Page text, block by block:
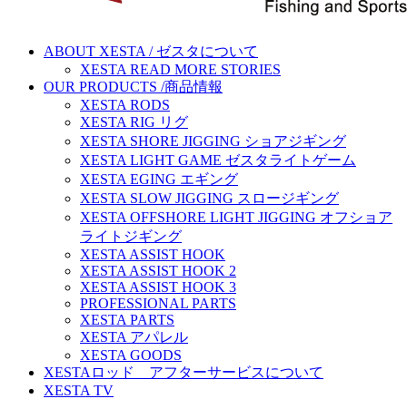
ABOUT XESTA / ゼスタについて
XESTA READ MORE STORIES
OUR PRODUCTS /商品情報
XESTA RODS
XESTA RIG リグ
XESTA SHORE JIGGING ショアジギング
XESTA LIGHT GAME ゼスタライトゲーム
XESTA EGING エギング
XESTA SLOW JIGGING スロージギング
XESTA OFFSHORE LIGHT JIGGING オフショア
ライトジギング
XESTA ASSIST HOOK
XESTA ASSIST HOOK 2
XESTA ASSIST HOOK 3
PROFESSIONAL PARTS
XESTA PARTS
XESTA アパレル
XESTA GOODS
XESTAロッド アフターサービスについて
XESTA TV